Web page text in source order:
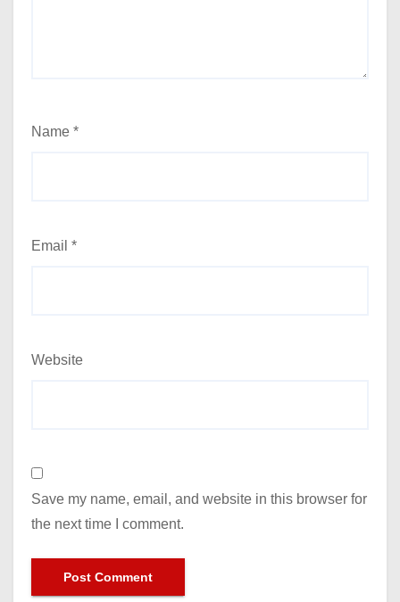
Name *
Email *
Website
Save my name, email, and website in this browser for
the next time I comment.